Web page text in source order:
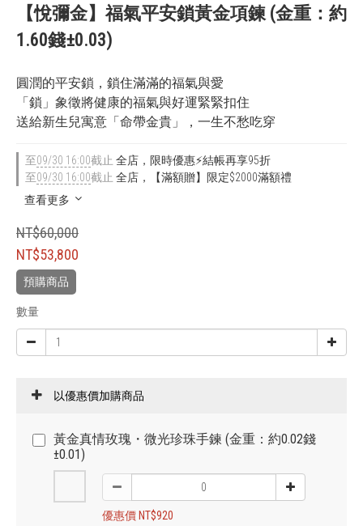
【悅彌金】福氣平安鎖黃金項鍊 (金重：約
1.60錢±0.03)
圓潤的平安鎖，鎖住滿滿的福氣與愛
「鎖」象徵將健康的福氣與好運緊緊扣住
送給新生兒寓意「命帶金貴」，一生不愁吃穿
至09/30 16:00截止 全店，限時優惠⚡結帳再享95折
至09/30 16:00截止 全店，【滿額贈】限定$2000滿額禮
查看更多
NT$60,000
NT$53,800
預購商品
數量
以優惠價加購商品
黃金真情玫瑰・微光珍珠手鍊 (金重：約0.02錢
±0.01)
優惠價 NT$920